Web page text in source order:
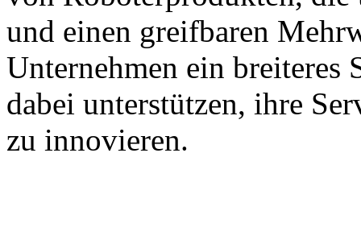
und einen greifbaren
Unternehmen ein breiteres
dabei unterstützen, ihre
zu innovieren.